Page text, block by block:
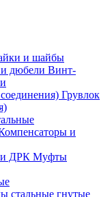
и шайбы
Винт-
Грувлок
и
Муфты
стальные гнутые